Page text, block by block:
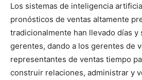
Los sistemas de inteligencia
pronósticos de ventas altamente
tradicionalmente han llevado días y
gerentes, dando a los gerentes de
representantes de ventas tiempo
construir relaciones, administrar y